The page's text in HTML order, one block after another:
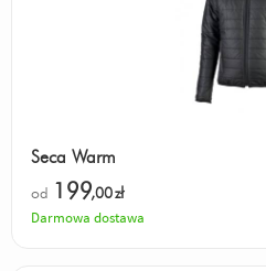
Seca Warm
od 199,00zł
Darmowa dostawa